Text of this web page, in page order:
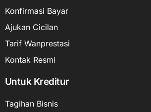
Konfirmasi Bayar
Ajukan Cicilan
Tarif Wanprestasi
Kontak Resmi
Untuk Kreditur
Tagihan Bisnis